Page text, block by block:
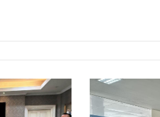
Polisi
Kenalkan
Tugas